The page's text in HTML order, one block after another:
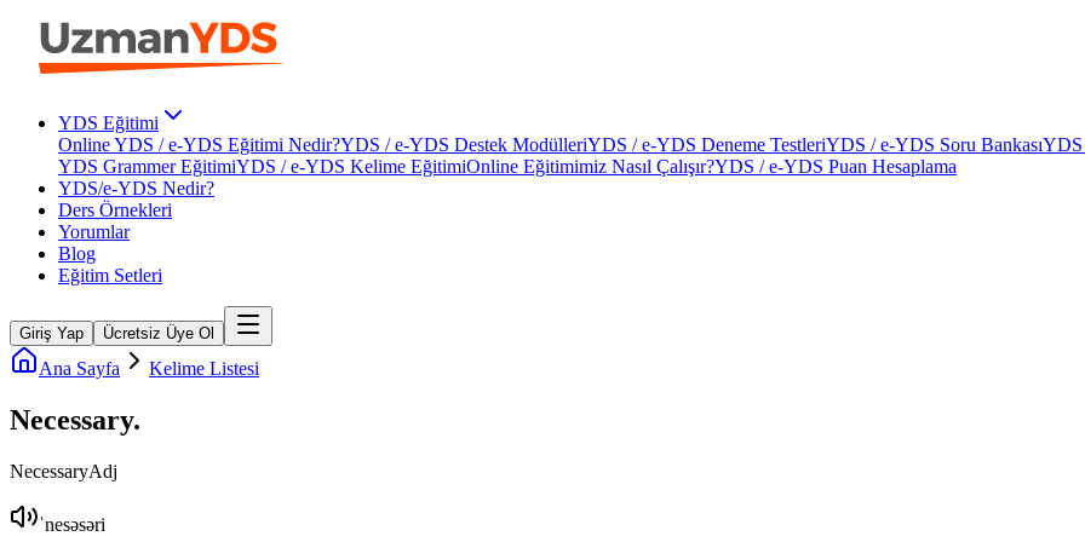
YDS Eğitimi
Online YDS / e-YDS Eğitimi Nedir?YDS / e-YDS Destek ModülleriYDS / e-YDS Deneme TestleriYDS / e-YDS Soru BankasıYDS
YDS Grammer EğitimiYDS / e-YDS Kelime EğitimiOnline Eğitimimiz Nasıl Çalışır?YDS / e-YDS Puan Hesaplama
YDS/e-YDS Nedir?
Ders Örnekleri
Yorumlar
Blog
Eğitim Setleri
Giriş Yap Ücretsiz Üye Ol
Ana Sayfa Kelime Listesi
Necessary.
NecessaryAdj
ˈnesəsəri